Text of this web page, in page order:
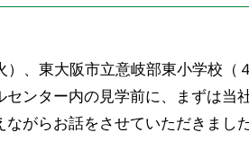
）、東大阪市立意岐部東小学校（
センター内の見学前に、まずは当
ながらお話をさせていただきました